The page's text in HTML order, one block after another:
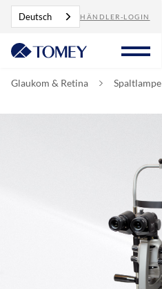
Deutsch HÄNDLER-LOGIN
Glaukom & Retina Spaltlampe